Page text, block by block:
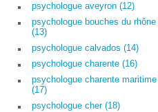
psychologue aveyron (12)
psychologue bouches du rhône
(13)
psychologue calvados (14)
psychologue charente (16)
psychologue charente maritime
(17)
psychologue cher (18)